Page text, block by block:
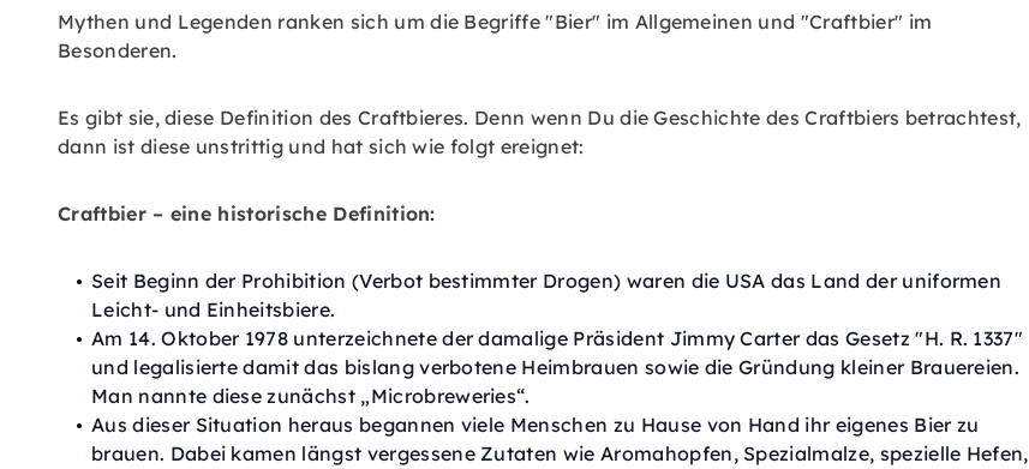
Mythen und Legenden ranken sich um die Begriffe "Bier" im Allgemeinen und "Craftbier" im
Besonderen.
Es gibt sie, diese Definition des Craftbieres. Denn wenn Du die Geschichte des Craftbiers betrachtest,
dann ist diese unstrittig und hat sich wie folgt ereignet:
Craftbier – eine historische Definition:
Seit Beginn der Prohibition (Verbot bestimmter Drogen) waren die USA das Land der uniformen
Leicht- und Einheitsbiere.
Am 14. Oktober 1978 unterzeichnete der damalige Präsident Jimmy Carter das Gesetz "H. R. 1337"
und legalisierte damit das bislang verbotene Heimbrauen sowie die Gründung kleiner Brauereien.
Man nannte diese zunächst „Microbreweries“.
Aus dieser Situation heraus begannen viele Menschen zu Hause von Hand ihr eigenes Bier zu
brauen. Dabei kamen längst vergessene Zutaten wie Aromahopfen, Spezialmalze, spezielle Hefen,